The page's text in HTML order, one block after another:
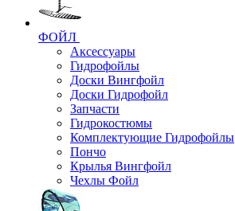
ФОЙЛ
Аксессуары
Гидрофойлы
Доски Вингфойл
Доски Гидрофойл
Запчасти
Гидрокостюмы
Комплектующие Гидрофойлы
Пончо
Крылья Вингфойл
Чехлы Фойл